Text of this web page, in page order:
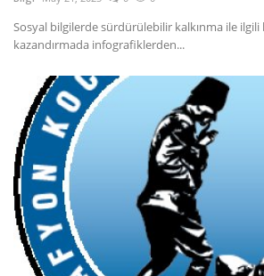
Sosyal bilgilerde sürdürülebilir kalkınma ile ilgili
kazandırmada infografiklerden...